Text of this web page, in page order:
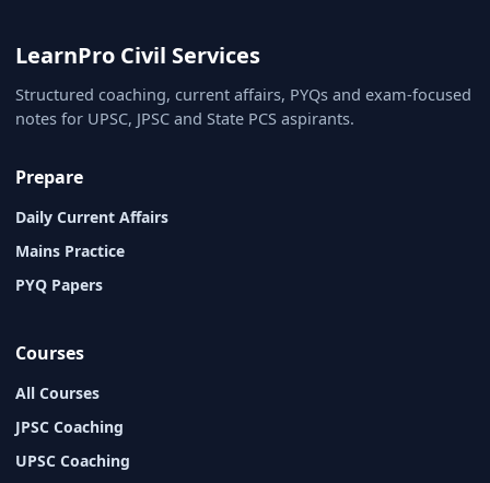
LearnPro Civil Services
Structured coaching, current affairs, PYQs and exam-focused
notes for UPSC, JPSC and State PCS aspirants.
Prepare
Daily Current Affairs
Mains Practice
PYQ Papers
Courses
All Courses
JPSC Coaching
UPSC Coaching